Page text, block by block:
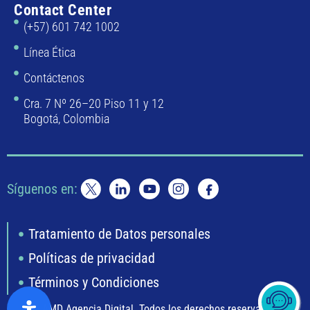
Contact Center
(+57) 601 742 1002
Línea Ética
Contáctenos
Cra. 7 Nº 26–20 Piso 11 y 12
Bogotá, Colombia
Síguenos en:
Tratamiento de Datos personales
Políticas de privacidad
Términos y Condiciones